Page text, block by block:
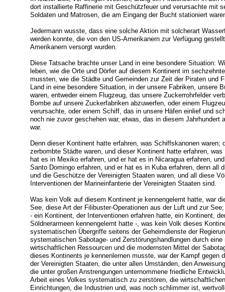
dort installierte Raffinerie mit Geschützfeuer und verursachte mit
Soldaten und Matrosen, die am Eingang der Bucht stationiert
Jedermann wusste, dass eine solche Aktion mit solcherart
werden konnte, die von den US-Amerikanern zur Verfügung
Amerikanern versorgt wurden.
Diese Tatsache brachte unser Land in eine besondere Situation:
leben, wie die Orte und Dörfer auf diesem Kontinent im
mussten, wie die Städte und Gemeinden zur Zeit der Piraten und
Land in eine besondere Situation, in der unsere Fabriken, unsere
waren, entweder einem Flugzeug, das unsere Zuckerrohrfelder
Bombe auf unsere Zuckerfabriken abzuwerfen, oder einem
verursachte, oder einem Schiff, das in unsere Häfen einlief und
noch nie zuvor geschehen war, etwas, das in diesem Jahrhundert
war.
Denn dieser Kontinent hatte erfahren, was Schiffskanonen waren;
zerbombte Städte waren, und dieser Kontinent hatte erfahren,
hat es in Mexiko erfahren, und er hat es in Nicaragua erfahren,
Santo Domingo erfahren, und er hat es in Kuba erfahren, denn all
und die Geschütze der Vereinigten Staaten waren, und all diese
Interventionen der Marineinfanterie der Vereinigten Staaten sind.
Was kein Volk auf diesem Kontinent je kennengelernt hatte, war
See, diese Art der Filibuster-Operationen aus der Luft und zur
- ein Kontinent, der Interventionen erfahren hatte, ein Kontinent,
Söldnerarmeen kennengelernt hatte -, was kein Volk dieses
systematischen Übergriffe seitens der Geheimdienste der
systematischen Sabotage- und Zerstörungshandlungen durch
wirtschaftlichen Ressourcen und die modernsten Mittel der
dieses Kontinents je kennenlernen musste, war der Kampf gegen
der Vereinigten Staaten, die unter allen Umständen, den
die unter großen Anstrengungen unternommene friedliche
Arbeit eines Volkes systematisch zu zerstören, die
Einrichtungen, die Industrien und, was noch schlimmer ist,